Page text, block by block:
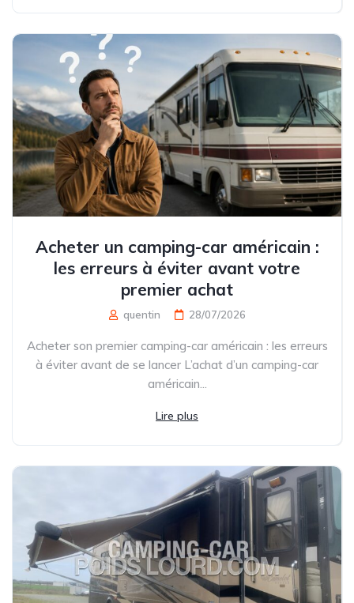
Acheter un camping-car américain :
les erreurs à éviter avant votre
premier achat
quentin 28/07/2026
Acheter son premier camping-car américain : les erreurs
à éviter avant de se lancer L’achat d’un camping-car
américain...
Lire plus